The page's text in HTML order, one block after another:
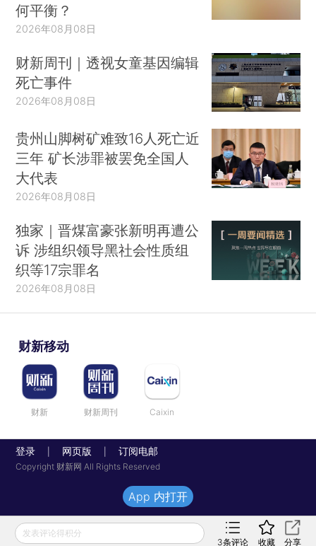
何平衡？
2026年08月08日
财新周刊｜透视女童基因编辑
死亡事件
2026年08月08日
贵州山脚树矿难致16人死亡近
三年 矿长涉罪被罢免全国人
大代表
2026年08月08日
独家｜晋煤富豪张新明再遭公
诉 涉组织领导黑社会性质组
织等17宗罪名
2026年08月08日
财新移动
财新 财新周刊 Caixin
登录 网页版 订阅电邮
Copyright 财新网 All Rights Reserved
发表评论得积分
3条评论 收藏 分享
App 内打开